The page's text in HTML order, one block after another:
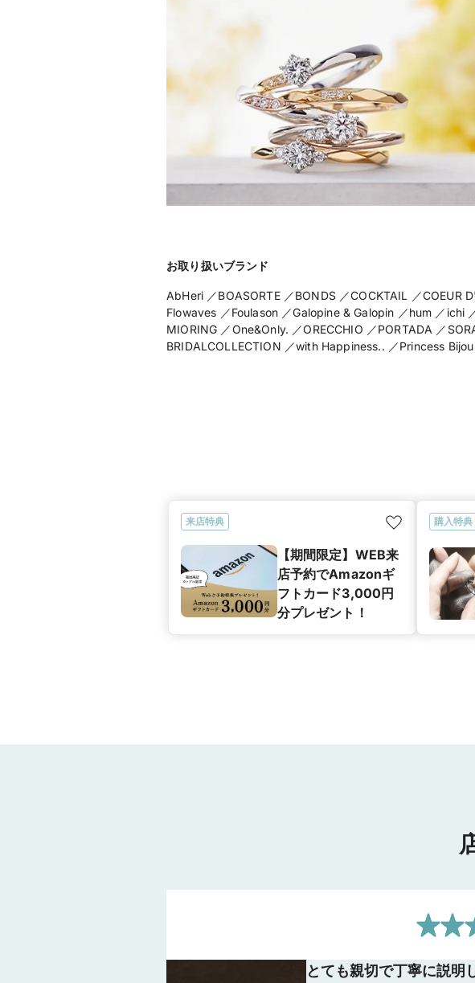
お取り扱いブランド
AbHeri ／BOASORTE ／BONDS ／COCKTAIL ／COEUR
Flowaves ／Foulason ／Galopine & Galopin ／hum ／
MIORING ／One&Only. ／ORECCHIO ／PORTADA ／
BRIDALCOLLECTION ／with Happiness.. ／Princess
来店特典
【期間限定】WEB来
店予約でAmazonギ
フトカード3,000円
分プレゼント！
購入特典
とても親切で丁寧に説明